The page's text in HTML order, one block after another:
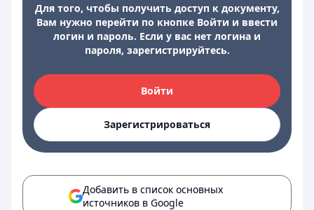
Для того, чтобы получить доступ к документу,
Вам нужно перейти по кнопке Войти и ввести
логин и пароль. Если у вас нет логина и
пароля, зарегистрируйтесь.
Войти
Зарегистрироваться
Добавить в список основных
источников в Google